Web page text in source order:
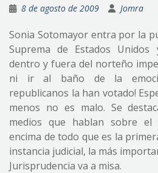
8 de agosto de 2009 Jomra
Sonia Sotomayor entra por la
Suprema de Estados
dentro y fuera del norteño
ni ir al baño de la
republicanos la han votado!
menos no es malo. Se
medios que hablan sobre
encima de todo que es la
instancia judicial, la más
Jurisprudencia va a misa.